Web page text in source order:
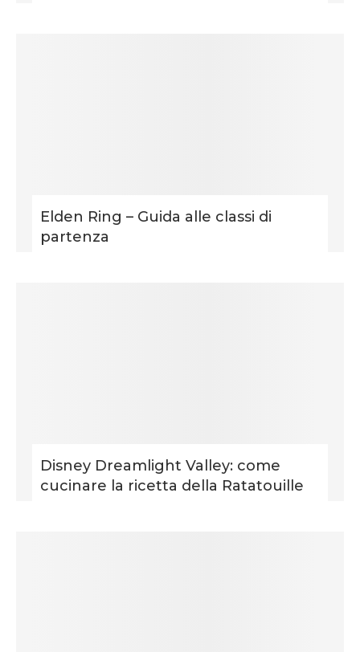
Elden Ring – Guida alle classi di
partenza
Disney Dreamlight Valley: come
cucinare la ricetta della Ratatouille